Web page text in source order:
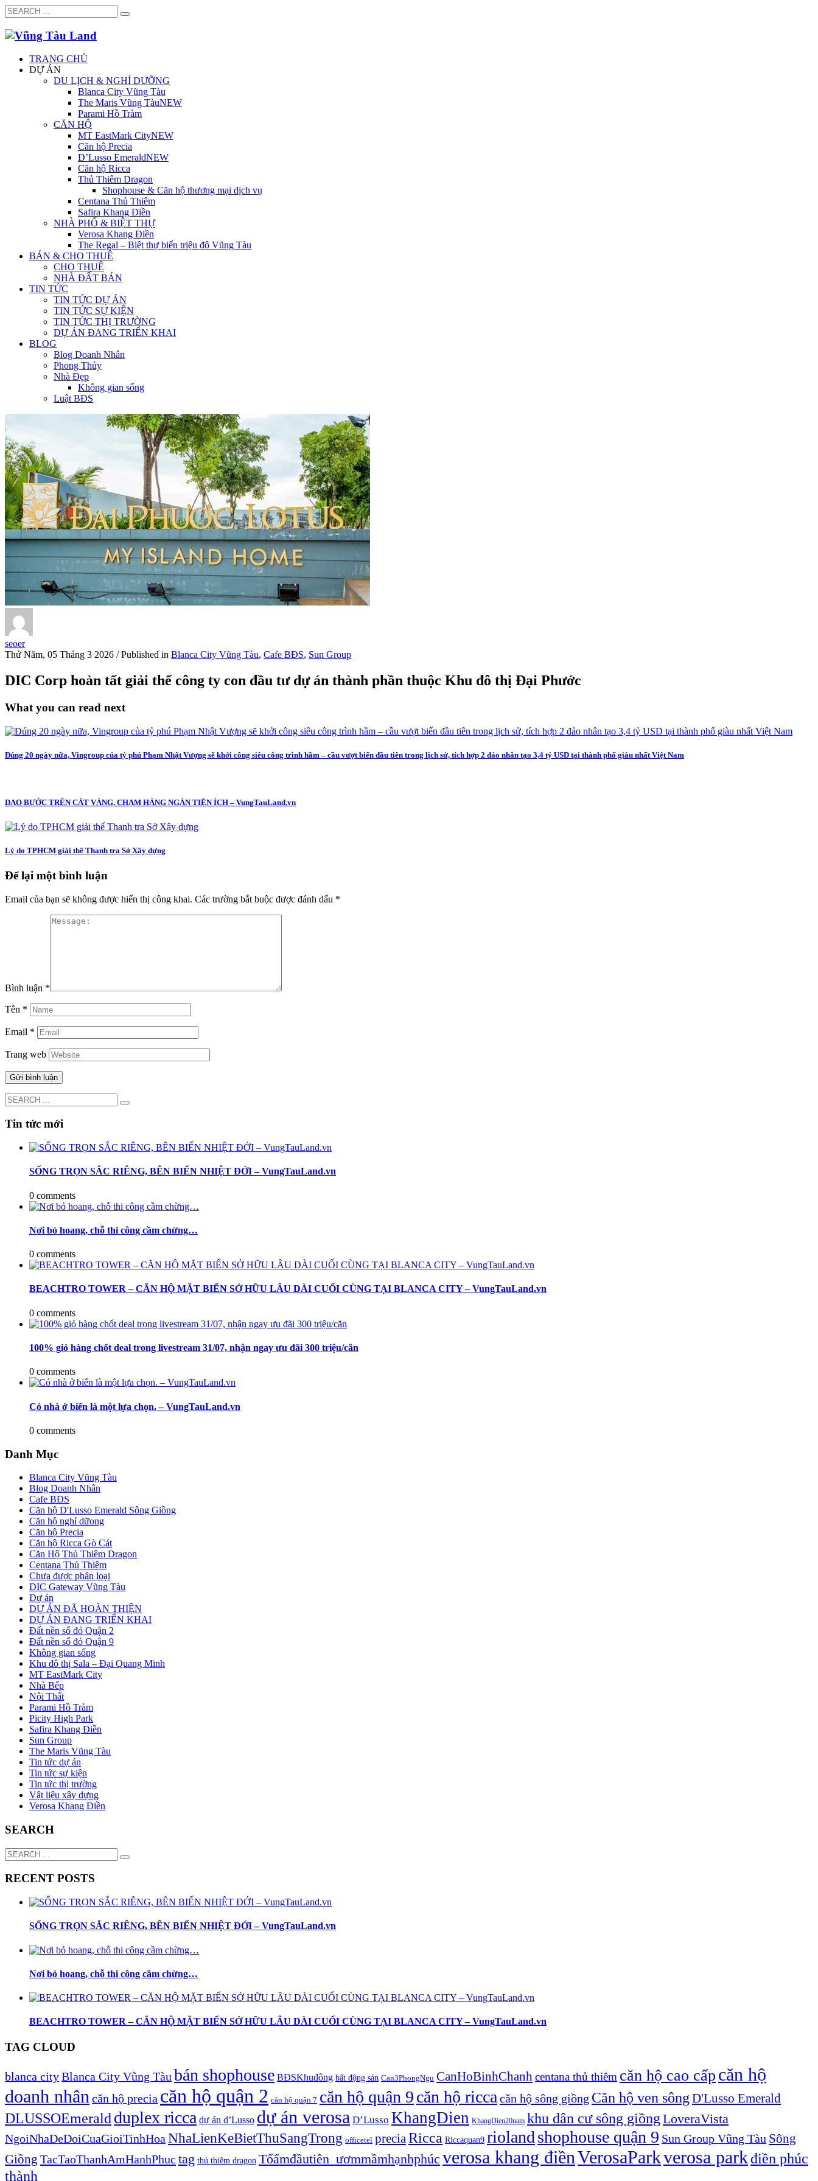
TRANG CHỦ
DỰ ÁN
DU LỊCH & NGHỈ DƯỠNG
Blanca City Vũng Tàu
The Maris Vũng TàuNEW
Parami Hồ Tràm
CĂN HỘ
MT EastMark CityNEW
Căn hộ Precia
D’Lusso EmeraldNEW
Căn hộ Ricca
Thủ Thiêm Dragon
Shophouse & Căn hộ thương mại dịch vụ
Centana Thủ Thiêm
Safira Khang Điền
NHÀ PHỐ & BIỆT THỰ
Verosa Khang Điền
The Regal – Biệt thự biển triệu đô Vũng Tàu
BÁN & CHO THUÊ
CHO THUÊ
NHÀ ĐẤT BÁN
TIN TỨC
TIN TỨC DỰ ÁN
TIN TỨC SỰ KIỆN
TIN TỨC THỊ TRƯỜNG
DỰ ÁN ĐANG TRIỂN KHAI
BLOG
Blog Doanh Nhân
Phong Thủy
Nhà Đẹp
Không gian sống
Luật BĐS
seoer
Thứ Năm, 05 Tháng 3 2026 /Published in Blanca City Vũng Tàu, Cafe BĐS, Sun Group
DIC Corp hoàn tất giải thể công ty con đầu tư dự án thành phần thuộc Khu đô thị Đại Phước
What you can read next
Đúng 20 ngày nữa, Vingroup của tỷ phú Phạm Nhật Vượng sẽ khởi công siêu công trình hầm – cầu vượt biển đầu tiên trong lịch sử, tích hợp 2 đảo nhân tạo 3,4 tỷ USD tại thành phố giàu nhất Việt Nam
DẠO BƯỚC TRÊN CÁT VÀNG, CHẠM HÀNG NGÀN TIỆN ÍCH – VungTauLand.vn
Lý do TPHCM giải thể Thanh tra Sở Xây dựng
Để lại một bình luận
Email của bạn sẽ không được hiển thị công khai. Các trường bắt buộc được đánh dấu *
Bình luận *
Tên *
Email *
Trang web
Tin tức mới
SỐNG TRỌN SẮC RIÊNG, BÊN BIỂN NHIỆT ĐỚI – VungTauLand.vn
0 comments
Nơi bỏ hoang, chỗ thi công cầm chừng…
0 comments
BEACHTRO TOWER – CĂN HỘ MẶT BIỂN SỞ HỮU LÂU DÀI CUỐI CÙNG TẠI BLANCA CITY – VungTauLand.vn
0 comments
100% giỏ hàng chốt deal trong livestream 31/07, nhận ngay ưu đãi 300 triệu/căn
0 comments
Có nhà ở biển là một lựa chọn. – VungTauLand.vn
0 comments
Danh Mục
Blanca City Vũng Tàu
Blog Doanh Nhân
Cafe BĐS
Căn hộ D'Lusso Emerald Sông Giồng
Căn hộ nghỉ dữong
Căn hộ Precia
Căn hộ Ricca Gò Cát
Căn Hộ Thủ Thiêm Dragon
Centana Thủ Thiêm
Chưa được phân loại
DIC Gateway Vũng Tàu
Dự án
DỰ ÁN ĐÃ HOÀN THIỆN
DỰ ÁN ĐANG TRIỂN KHAI
Đất nền sổ đỏ Quận 2
Đất nền sổ đỏ Quận 9
Không gian sống
Khu đô thị Sala – Đại Quang Minh
MT EastMark City
Nhà Bếp
Nội Thất
Parami Hồ Tràm
Picity High Park
Safira Khang Điền
Sun Group
The Maris Vũng Tàu
Tin tức dự án
Tin tức sự kiện
Tin tức thị trường
Vật liệu xây dựng
Verosa Khang Điền
SEARCH
RECENT POSTS
SỐNG TRỌN SẮC RIÊNG, BÊN BIỂN NHIỆT ĐỚI – VungTauLand.vn
Nơi bỏ hoang, chỗ thi công cầm chừng…
BEACHTRO TOWER – CĂN HỘ MẶT BIỂN SỞ HỮU LÂU DÀI CUỐI CÙNG TẠI BLANCA CITY – VungTauLand.vn
TAG CLOUD
blanca cityBlanca City Vũng Tàubán shophouse BĐSKhuđông bất động sản Can3PhongNgu CanHoBinhChanhcentana thủ thiêm căn hộ cao cấp căn hộ
doanh nhâncăn hộ precia căn hộ quận 2 căn hộ quận 7 căn hộ quận 9căn hộ riccacăn hộ sông giồng Căn hộ ven sôngD'Lusso Emerald
DLUSSOEmeraldduplex ricca dự án d’Lusso dự án verosa D’Lusso KhangDien KhangDien20nam khu dân cư sông giồngLoveraVista
NgoiNhaDeDoiCuaGioiTinhHoaNhaLienKeBietThuSangTrong officetel preciaRicca Riccaquan9 riolandshophouse quận 9 Sun Group Vũng Tàu Sông
Giồng TacTaoThanhAmHanhPhuc tag thủ thiêm dragon Tổấmđầutiên_ươmmầmhạnhphúc verosa khang điềnVerosaParkverosa parkđiền phúc
thành